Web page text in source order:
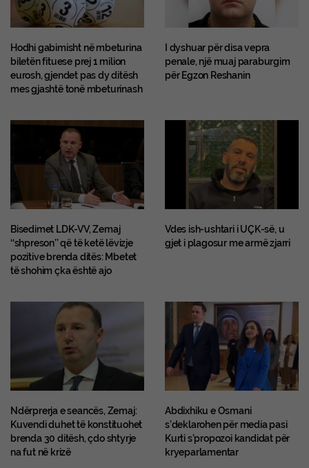
Hodhi gabimisht në mbeturina
biletën fituese prej 1 milion
eurosh, gjendet pas dy ditësh
mes gjashtë tonë mbeturinash
I dyshuar për disa vepra
penale, një muaj paraburgim
për Egzon Reshanin
Bisedimet LDK-VV, Zemaj
‘‘shpreson’’ që të ketë lëvizje
pozitive brenda ditës: Mbetet
të shohim çka është ajo
Vdes ish-ushtari i UÇK-së, u
gjet i plagosur me armë zjarri
Ndërprerja e seancës, Zemaj:
Kuvendi duhet të konstituohet
brenda 30 ditësh, çdo shtyrje
na fut në krizë
Abdixhiku e Osmani
s’deklarohen për media pasi
Kurti s’propozoi kandidat për
kryeparlamentar